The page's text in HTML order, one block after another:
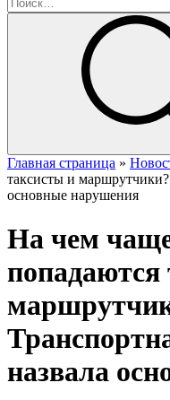
Главная страница »
таксисты и
основные нарушения
На чем чаще
попадаются
назвала